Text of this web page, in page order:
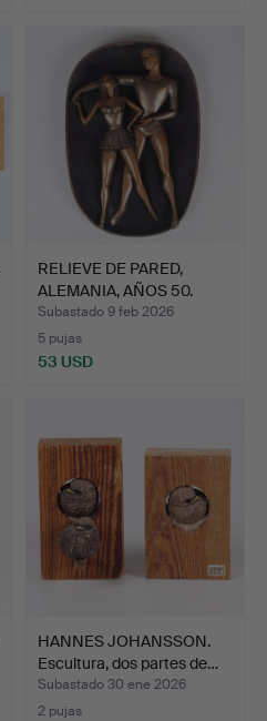
RELIEVE DE PARED,
ALEMANIA, AÑOS 50.
Subastado 9 feb 2026
5 pujas
53 USD
HANNES JOHANSSON.
Escultura, dos partes de…
Subastado 30 ene 2026
2 pujas